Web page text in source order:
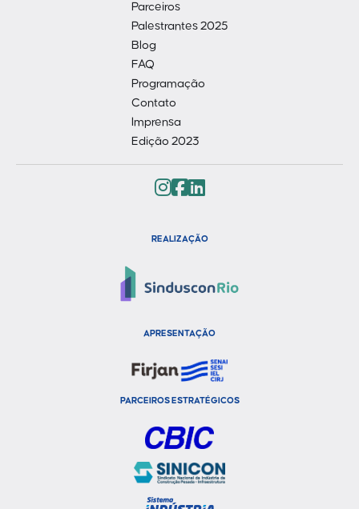
Parceiros
Palestrantes 2025
Blog
FAQ
Programação
Contato
Imprensa
Edição 2023
REALIZAÇÃO
APRESENTAÇÃO
PARCEIROS ESTRATÉGICOS